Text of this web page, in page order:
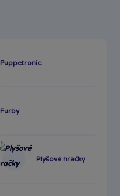
Puppetronic
Furby
Plyšové hračky